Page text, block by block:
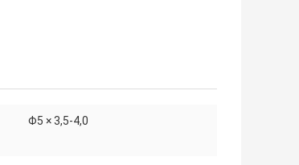
Φ5 × 3,5-4,0